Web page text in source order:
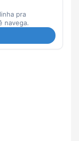
pra
navega.